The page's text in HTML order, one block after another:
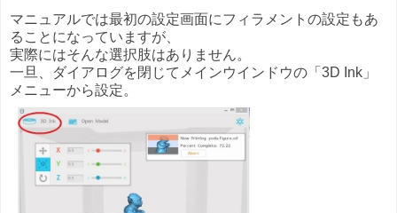
マニュアルでは最初の設定画面にフィラメントの設定もあ
ることになっていますが、
実際にはそんな選択肢はありません。
一旦、ダイアログを閉じてメインウインドウの「3D Ink」
メニューから設定。